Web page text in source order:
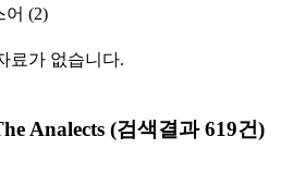
어 (2)
료가 없습니다.
Analects (검색결과 619건)